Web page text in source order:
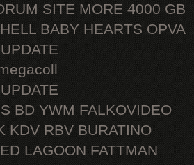
SITE MORE 4000 GB
BABY HEARTS OPVA
BD YWM FALKOVIDEO
KDV RBV BURATINO
LAGOON FATTMAN